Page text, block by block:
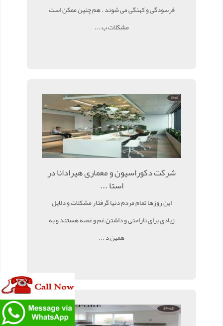
فرسودگی و کهنگی می شوند . هم چنین ممکن است
مشکلات ب ...
شرکت دکوراسیون و معماری هیرادانا در
استا ...
این روزها تمام مردم دنیا گرفتار مشکلات و دلایل
زیادی برای ناراحتی و داشتن غم و غصه هستند و به
همین د ...